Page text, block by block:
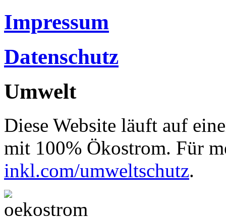
Impressum
Datenschutz
Umwelt
Diese Website läuft auf
mit 100% Ökostrom. Für
inkl.com/umweltschutz.